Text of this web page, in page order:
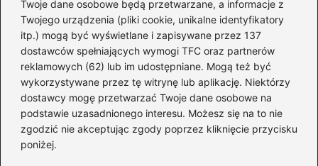
Twoje dane osobowe będą przetwarzane, a informacje z
Twojego urządzenia (pliki cookie, unikalne identyfikatory
itp.) mogą być wyświetlane i zapisywane przez 137
dostawców spełniających wymogi TFC oraz partnerów
reklamowych (62) lub im udostępniane. Mogą też być
wykorzystywane przez tę witrynę lub aplikację. Niektórzy
dostawcy mogę przetwarzać Twoje dane osobowe na
podstawie uzasadnionego interesu. Możesz się na to nie
zgodzić nie akceptując zgody poprzez kliknięcie przycisku
poniżej.
CS:GO(26)
FIFA(90)
Forza Horizon(22)
Gry(186)
Modyfikacje(42)
Spolszczenia(101)